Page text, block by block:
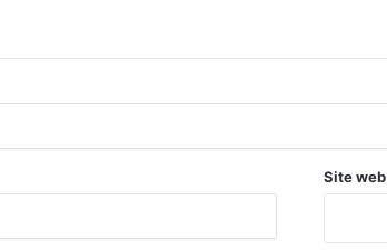
Site web